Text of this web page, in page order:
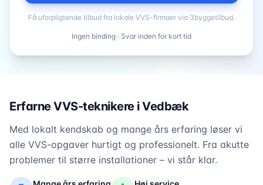
Få uforpligtende tilbud fra lokale VVS-firmaer via 3byggetilbud.
Ingen binding · Svar inden for kort tid
Erfarne VVS-teknikere iVedbæk
Med lokalt kendskab og mange års erfaring løser vi
alle VVS-opgaver hurtigt og professionelt. Fra akutte
problemer til større installationer – vi står klar.